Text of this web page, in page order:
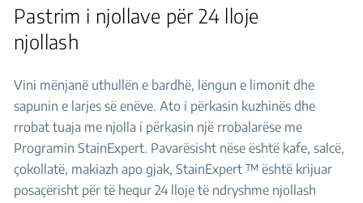
Pastrim i njollave për 24 lloje
njollash
Vini mënjanë uthullën e bardhë, lëngun e limonit dhe
sapunin e larjes së enëve. Ato i përkasin kuzhinës dhe
rrobat tuaja me njolla i përkasin një rrobalarëse me
Programin StainExpert. Pavarësisht nëse është kafe, salcë,
çokollatë, makiazh apo gjak, StainExpert ™ është krijuar
posaçërisht për të hequr 24 lloje të ndryshme njollash